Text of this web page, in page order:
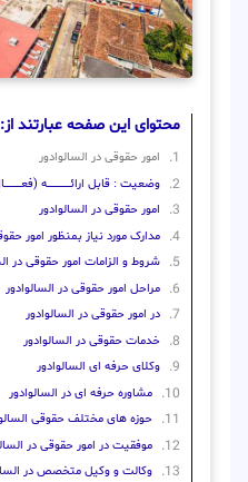
محتوای این صفحه عبارتند از:
امور حقوقی در السالوادور
وضعیت : قابل ارائــــــــــــــــــــه
امور حقوقی در السالوادور
مدارک مورد نیاز بمنظور امور
شروط و الزامات امور حقوقی در
مراحل امور حقوقی در السالوادور
در امور حقوقی در السالوادور
خدمات حقوقی در السالوادور
وکلای حرفه ای السالوادور
مشاوره حرفه ای در السالوادور
حوزه های مختلف حقوقی
موفقیت در امور حقوقی در
وکالت و وکیل متخصص در